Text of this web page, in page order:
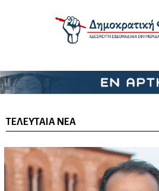
ΆΡΤΑ
ΤΕΛΕΥΤΑΊΑ ΝΈΑ